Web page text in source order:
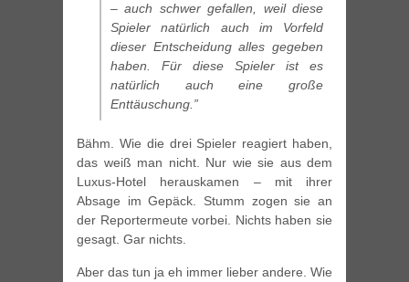
– auch schwer gefallen, weil diese
Spieler natürlich auch im Vorfeld
dieser Entscheidung alles gegeben
haben. Für diese Spieler ist es
natürlich auch eine große
Enttäuschung.”
Bähm. Wie die drei Spieler reagiert haben,
das weiß man nicht. Nur wie sie aus dem
Luxus-Hotel herauskamen – mit ihrer
Absage im Gepäck. Stumm zogen sie an
der Reportermeute vorbei. Nichts haben sie
gesagt. Gar nichts.
Aber das tun ja eh immer lieber andere. Wie